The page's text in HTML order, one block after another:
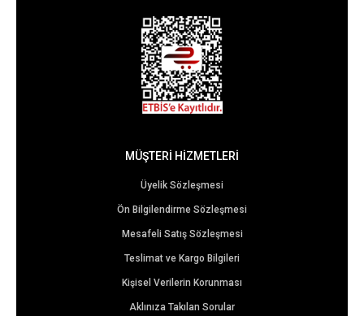
MÜŞTERİ HİZMETLERİ
Üyelik Sözleşmesi
Ön Bilgilendirme Sözleşmesi
Mesafeli Satış Sözleşmesi
Teslimat ve Kargo Bilgileri
Kişisel Verilerin Korunması
Aklınıza Takılan Sorular